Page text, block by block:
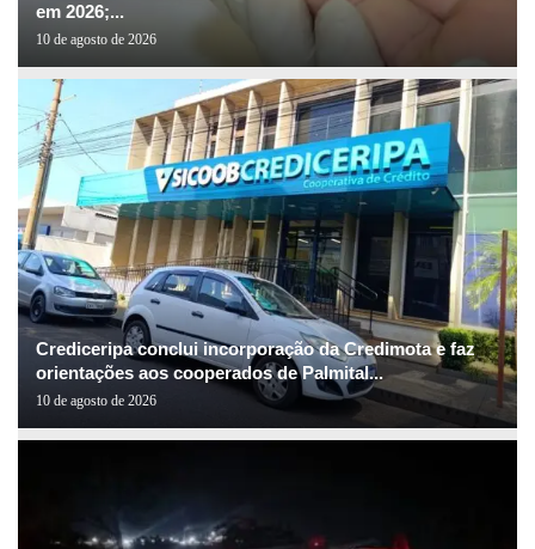
em 2026;...
10 de agosto de 2026
Crediceripa conclui incorporação da Credimota e faz
orientações aos cooperados de Palmital...
10 de agosto de 2026